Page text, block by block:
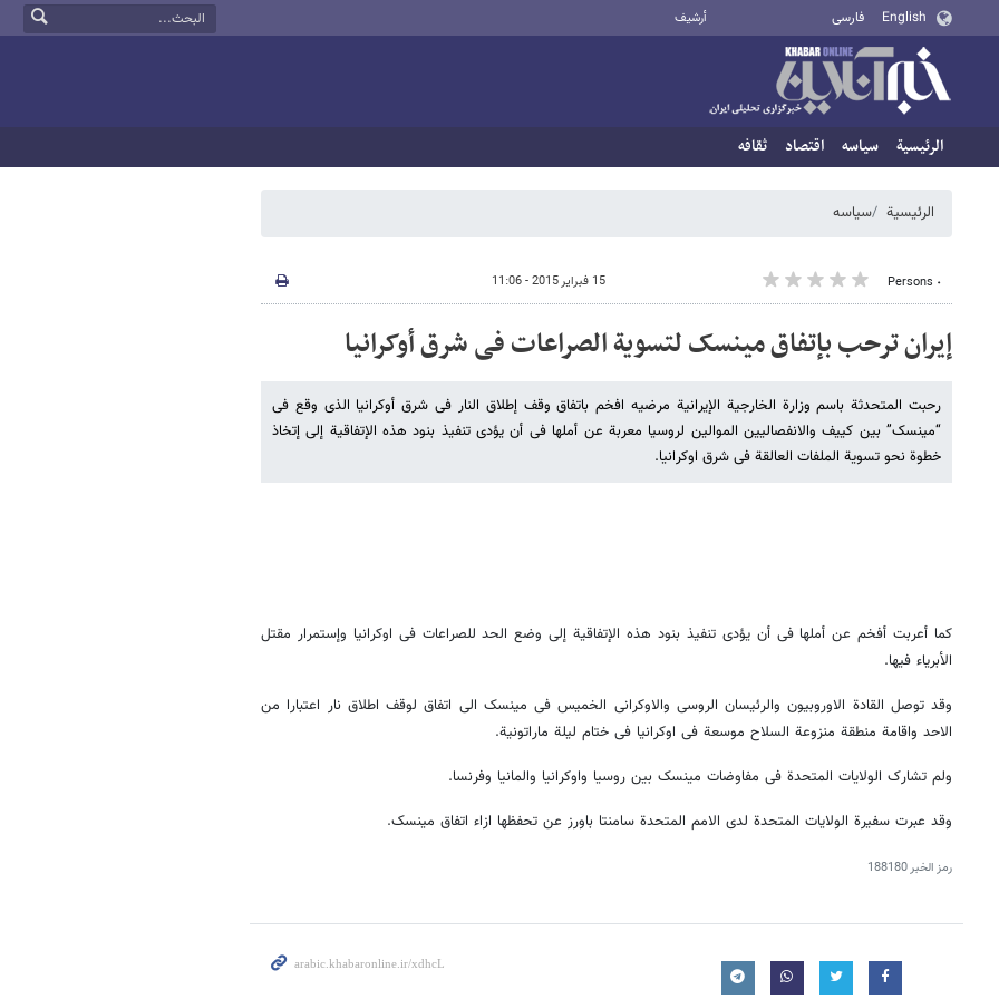
English فارسی أرشيف
الرئيسية سیاسه اقتصاد ثقافه
الرئيسية سیاسه
٠ Persons 15 فبراير 2015 - 11:06
إیران ترحب بإتفاق مینسک لتسویة الصراعات فی شرق أوکرانیا
رحبت المتحدثة باسم وزارة الخارجیة الإیرانیة مرضیه افخم باتفاق وقف إطلاق النار فی شرق أوکرانیا الذی وقع فی
“مینسک” بین کییف والانفصالیین الموالین لروسیا معربة عن أملها فی أن یؤدی تنفیذ بنود هذه الإتفاقیة إلی إتخاذ
خطوة نحو تسویة الملفات العالقة فی شرق اوکرانیا.
کما أعربت أفخم عن أملها فی أن یؤدی تنفیذ بنود هذه الإتفاقیة إلی وضع الحد للصراعات فی اوکرانیا وإستمرار مقتل
الأبریاء فیها.
وقد توصل القادة الاوروبیون والرئیسان الروسی والاوکرانی الخمیس فی مینسک الى اتفاق لوقف اطلاق نار اعتبارا من
الاحد واقامة منطقة منزوعة السلاح موسعة فی اوکرانیا فی ختام لیلة ماراتونیة.
ولم تشارک الولایات المتحدة فی مفاوضات مینسک بین روسیا واوکرانیا والمانیا وفرنسا.
وقد عبرت سفیرة الولایات المتحدة لدى الامم المتحدة سامنتا باورز عن تحفظها ازاء اتفاق مینسک.
رمز الخبر188180